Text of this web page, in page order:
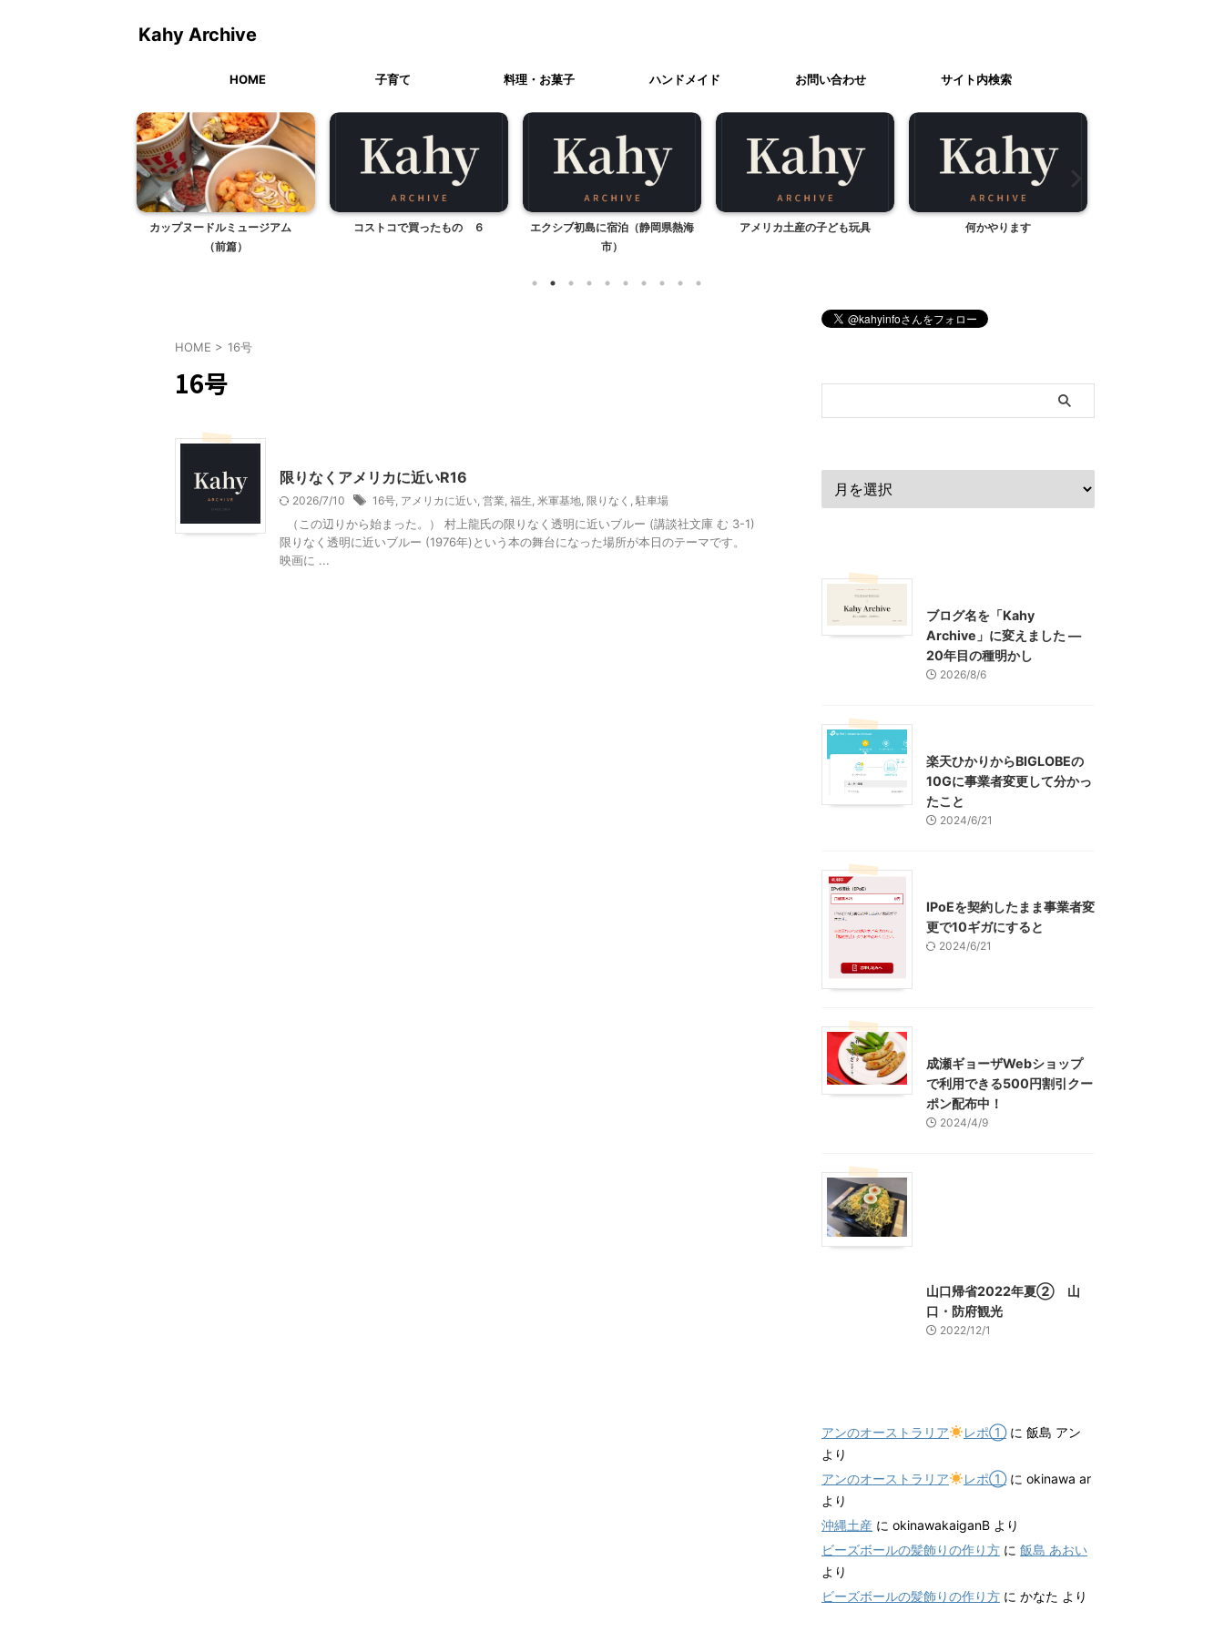
Kahy Archive
HOME 子育て 料理・お菓子 ハンドメイド お問い合わせ サイト内検索
カップヌードルミュージアム
（前篇）
コストコで買ったもの ６
エクシブ初島に宿泊（静岡県熱海
市）
アメリカ土産の子ども玩具 何かやります
HOME > 16号
16号
限りなくアメリカに近いR16
2026/7/10 16号 アメリカに近い 営業 福生 米軍基地 限りなく 駐車場
（この辺りから始まった。） 村上龍氏の限りなく透明に近いブルー (講談社文庫 む 3-1)
限りなく透明に近いブルー (1976年)という本の舞台になった場所が本日のテーマです。
映画に ...
ブログ名を「Kahy
Archive」に変えました ―
20年目の種明かし
2026/8/6
楽天ひかりからBIGLOBEの
10Gに事業者変更して分かっ
たこと
2024/6/21
IPoEを契約したまま事業者変
更で10ギガにすると
2024/6/21
成瀬ギョーザWebショップ
で利用できる500円割引クー
ポン配布中！
2024/4/9
山口帰省2022年夏② 山
口・防府観光
2022/12/1
アンのオーストラリア レポ①に 飯島 アン
より
アンのオーストラリア
レポ①に okinawa ar
より
沖縄土産 に okinawakaiganB より
ビーズボールの髪飾りの作り方 に 飯島 あおい
より
ビーズボールの髪飾りの作り方 に かなた より